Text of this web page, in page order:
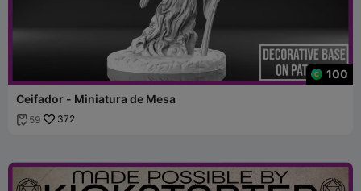
100
Ceifador - Miniatura de Mesa
 59 372